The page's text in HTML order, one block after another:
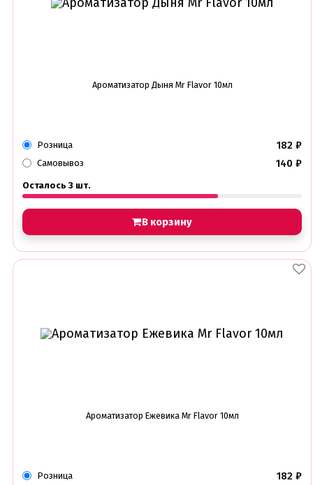
Ароматизатор Дыня Mr Flavor 10мл
Розница 182 ₽
Самовывоз 140 ₽
Осталось 3 шт.
В корзину
Ароматизатор Ежевика Mr Flavor 10мл
Розница 182 ₽